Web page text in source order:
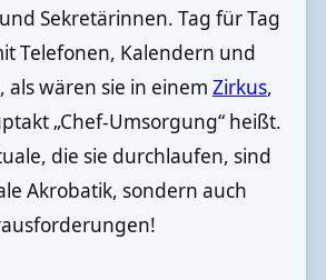
Sekretärinnen. Tag für Tag
Telefonen, Kalendern und
wären sie in einem Zirkus,
„Chef-Umsorgung“ heißt.
die sie durchlaufen, sind
Akrobatik, sondern auch